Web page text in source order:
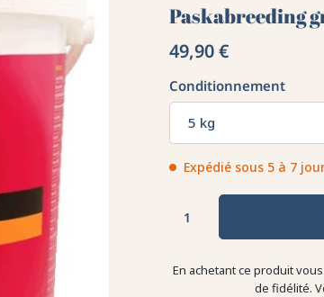
Paskabreeding
49,90 €
Conditionnement
5 kg
Expédié sous 5 à 7
En achetant ce produit
de fidélité.